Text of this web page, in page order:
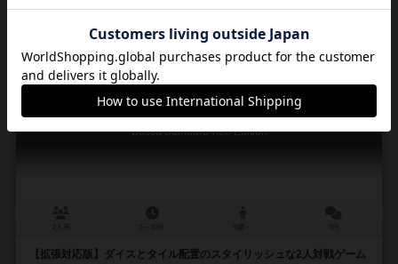
Bossa スタンダード ネオ版
Bossa Standard-neo Edition
【拡張対応版】ダイスとタイル配置のスタイリッシュな2人対戦ゲーム